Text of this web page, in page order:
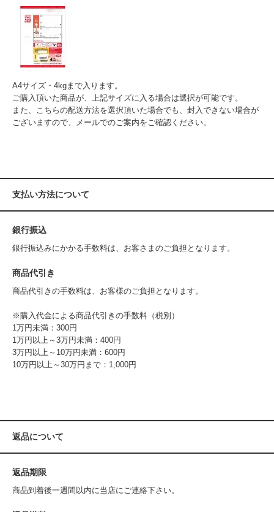
A4サイズ・4kgまで入ります。
ご購入頂いた商品が、上記サイズに入る場合は選択が可能です。
また、こちらの配送方法を選択頂いた場合でも、封入できない場合が
ございますので、メールでのご案内をご確認ください。
支払い方法について
銀行振込
銀行振込みにかかる手数料は、お客さまのご負担となります。
商品代引き
商品代引きの手数料は、お客様のご負担となります。
※購入代金による商品代引きの手数料（税別）
1万円未満：300円
1万円以上～3万円未満：400円
3万円以上～10万円未満：600円
10万円以上～30万円まで：1,000円
返品について
返品期限
商品到着後一週間以内に当店にご連絡下さい。